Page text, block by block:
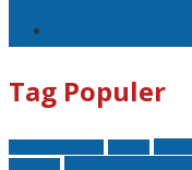
Tag Populer